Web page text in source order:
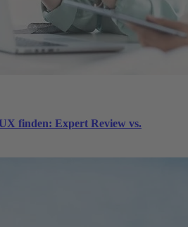
finden: Expert Review vs.